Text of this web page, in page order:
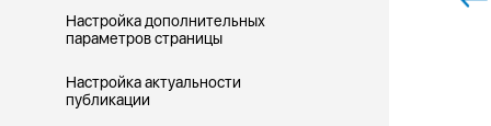
Настройка дополнительных
параметров страницы
Настройка актуальности
публикации